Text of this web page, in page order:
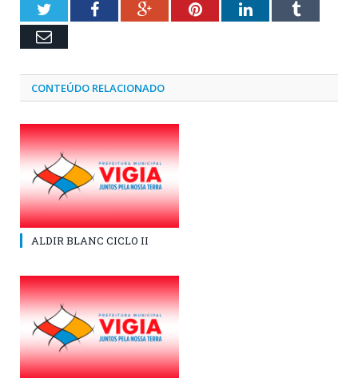
TwitterFacebookGoogle+PinterestLinkedInTumblr
Email
CONTEÚDO RELACIONADO
ALDIR BLANC CICLO II